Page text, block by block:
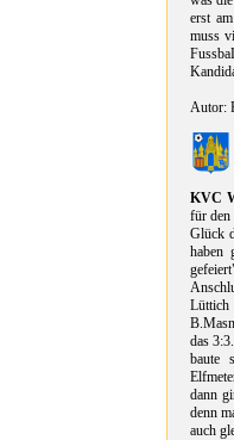
erst
muss
Autor:
KVC
für den
Glück
haben
das
baute
dann
denn
auch